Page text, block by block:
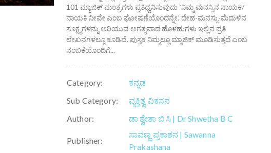
101 ಮ್ಯಾಜಿಕ್‌ ಮಂತ್ರಗಳು ಪ್ರತಿಧ್ವನಿಸುವುದು `ನಿಮ್ಮ ಮನಸ್ಸಿನ ನಾಯಕ/
ನಾಯಕಿ ನೀವೇ ಎಂಬ ಘೋಷಣೆಯೊಂದನ್ನೇ.' ದೇಹ-ಮನಸ್ಸು-ಮೆದುಳಿನ
ಸೂಕ್ಷ್ಮಗಳನ್ನು ಅರಿಯುವ ಅಗತ್ಯವಾದ ಹೊಳಹುಗಳು ಇಲ್ಲಿನ ಪ್ರತಿ
ಲೇಖನಗಳಲ್ಲೂ ಕೂಡಿವೆ. ಪುಸ್ತಕ ನಿಮ್ಮಲ್ಲೂ ಮ್ಯಾಜಿಕ್‌ ಮೂಡಿಸುತ್ತದೆ ಎಂಬ
ನಂಬಿಕೆಯೊಂದಿಗೆ...
Category:
ಕನ್ನಡ
Sub Category:
ವ್ಯಕ್ತಿತ್ವ ವಿಕಸನ
Author:
ಡಾ ಶ್ವೇತಾ ಬಿ ಸಿ | Dr Shwetha B C
Publisher:
ಸಾವಣ್ಣ ಪ್ರಕಾಶನ | Sawanna
Prakashana